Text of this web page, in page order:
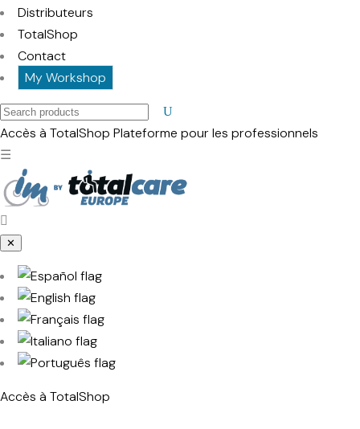
Distributeurs
TotalShop
Contact
My Workshop
Search
products
Accès à TotalShop Plateforme pour les professionnels
☰
✕
Accès à TotalShop